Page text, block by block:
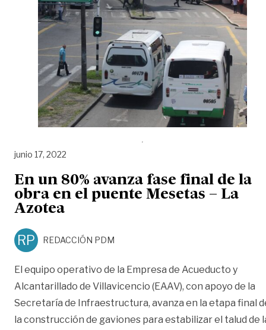
junio 17, 2022
En un 80% avanza fase final de la
obra en el puente Mesetas – La
Azotea
RP REDACCIÓN PDM
El equipo operativo de la Empresa de Acueducto y
Alcantarillado de Villavicencio (EAAV), con apoyo de la
Secretaría de Infraestructura, avanza en la etapa final
la construcción de gaviones para estabilizar el talud de